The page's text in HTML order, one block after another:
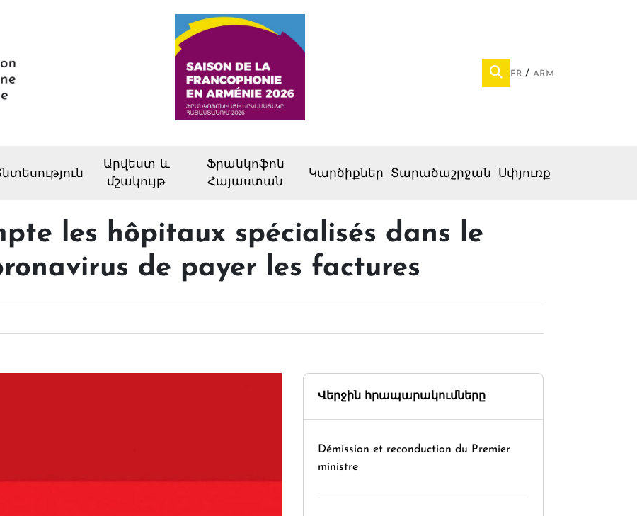
FR ARM
Արվեստ և
մշակույթ
Ֆրանկոֆոն
Հայաստան
Կարծիքներ Տարածաշրջան Սփյուռք
les hôpitaux spécialisés dans le
de payer les factures
Վերջին հրապարակումները
Démission et reconduction du Premier
ministre